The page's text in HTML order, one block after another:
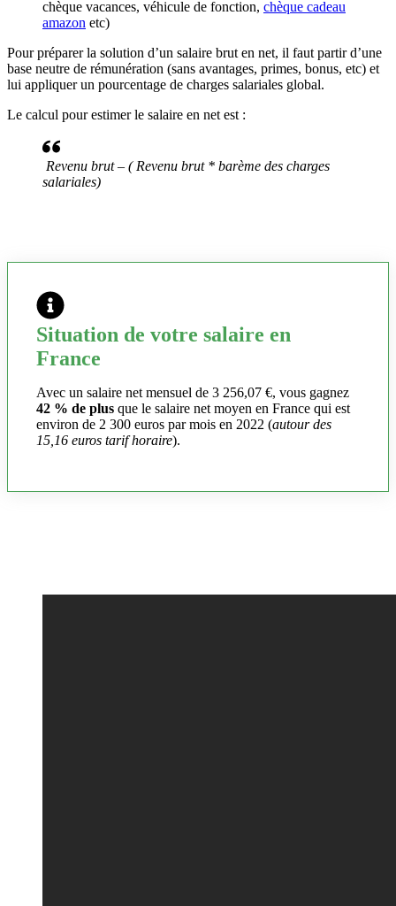
chèque vacances, véhicule de fonction, chèque cadeau
amazon etc)
Pour préparer la solution d’un salaire brut en net, il faut partir d’une
base neutre de rémunération (sans avantages, primes, bonus, etc) et
lui appliquer un pourcentage de charges salariales global.
Le calcul pour estimer le salaire en net est :
Revenu brut – ( Revenu brut * barème des charges
salariales)
Situation de votre salaire en
France
Avec un salaire net mensuel de 3 256,07 €, vous gagnez
42 % de plus que le salaire net moyen en France qui est
environ de 2 300 euros par mois en 2022 (autour des
15,16 euros tarif horaire).